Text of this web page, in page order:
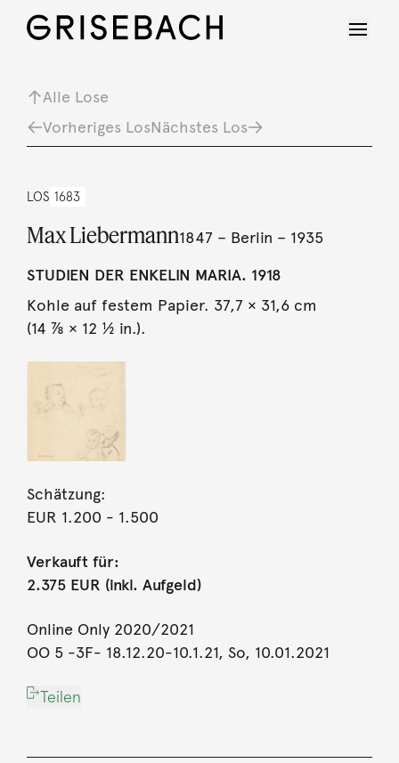
Alle Lose
Vorheriges LosNächstes Los
LOS 1683
Max Liebermann1847 – Berlin – 1935
STUDIEN DER ENKELIN MARIA. 1918
Kohle auf festem Papier. 37,7 × 31,6 cm
(14 ⅞ × 12 ½ in.).
Schätzung:
EUR 1.200 - 1.500
Verkauft für:
2.375 EUR (inkl. Aufgeld)
Online Only 2020/2021
OO 5 -3F- 18.12.20-10.1.21, So, 10.01.2021
Teilen